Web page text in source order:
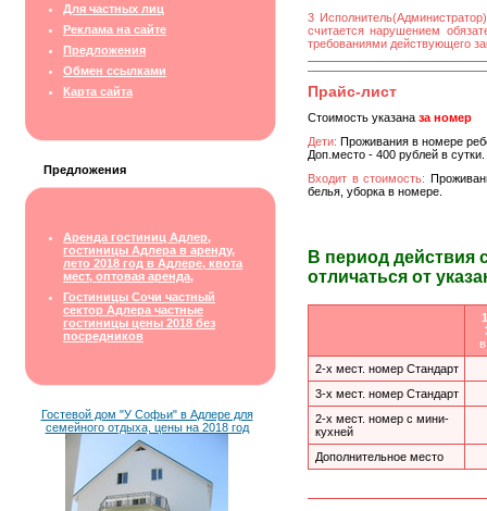
Для частных лиц
Реклама на сайте
Предложения
Обмен ссылками
Карта сайта
Предложения
Аренда гостиниц Адлер,
гостиницы Адлера в аренду,
лето 2018 год в Адлере, квота
мест, оптовая аренда,
Гостиницы Сочи частный
сектор Адлера частные
гостиницы цены 2018 без
посредников
Гостевой дом "У Софьи" в Адлере для
семейного отдыха, цены на 2018 год
3
считается нарушением
требованиями действующего
Прайс-лист
Стоимость указана за номер
Дети: Проживания в номере
Доп.место - 400 рублей в сутки.
Входит в стоимость:
белья, уборка в номере.
В период действия
отличаться от
2-х мест. номер Стандарт
3-х мест. номер Стандарт
2-х мест. номер с мини-
кухней
Дополнительное место